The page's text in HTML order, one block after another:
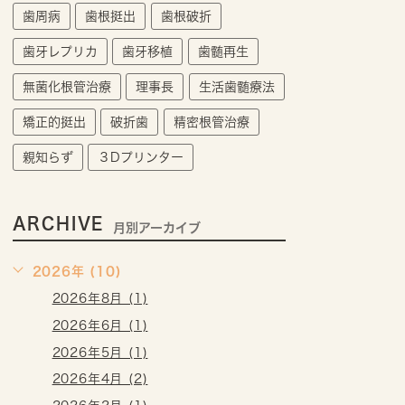
歯周病 歯根挺出 歯根破折
歯牙レプリカ 歯牙移植 歯髄再生
無菌化根管治療 理事長 生活歯髄療法
矯正的挺出 破折歯 精密根管治療
親知らず ３Dプリンター
ARCHIVE 月別アーカイブ
2026年 (10)
2026年8月 (1)
2026年6月 (1)
2026年5月 (1)
2026年4月 (2)